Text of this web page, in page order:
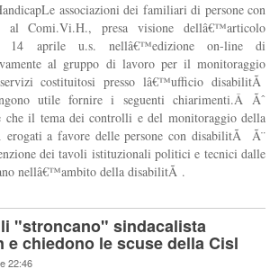
associazioni dei familiari di persone con
Comi.Vi.H., presa visione dellâ€™articolo
14 aprile u.s. nellâ€™edizione on-line di
al gruppo di lavoro per il monitoraggio
costituitosi presso lâ€™ufficio disabilitÃ
utile fornire i seguenti chiarimenti.Â Ãˆ
che il tema dei controlli e del monitoraggio della
a favore delle persone con disabilitÃ Ã¨
dei tavoli istituzionali politici e tecnici dalle
nellâ€™ambito della disabilitÃ .
"stroncano" sindacalista
e chiedono le scuse della Cisl
22:46